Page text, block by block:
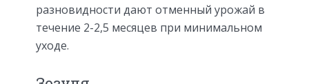
разновидности дают отменный урожай в
течение 2-2,5 месяцев при минимальном
уходе.